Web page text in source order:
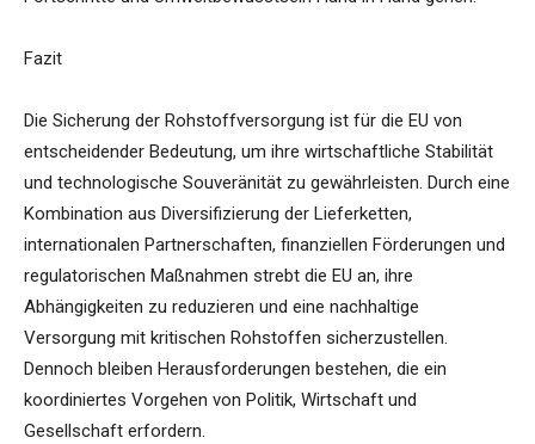
Fazit
Die Sicherung der Rohstoffversorgung ist für die EU von
entscheidender Bedeutung, um ihre wirtschaftliche Stabilität
und technologische Souveränität zu gewährleisten. Durch eine
Kombination aus Diversifizierung der Lieferketten,
internationalen Partnerschaften, finanziellen Förderungen und
regulatorischen Maßnahmen strebt die EU an, ihre
Abhängigkeiten zu reduzieren und eine nachhaltige
Versorgung mit kritischen Rohstoffen sicherzustellen.
Dennoch bleiben Herausforderungen bestehen, die ein
koordiniertes Vorgehen von Politik, Wirtschaft und
Gesellschaft erfordern.